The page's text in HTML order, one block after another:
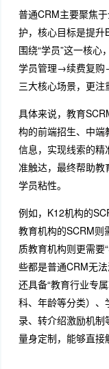
普通CRM主要聚焦
护，核心目标是提升
围绕“学员”这一核
学员管理→续费复购
三大核心场景，更注
具体来说，教育
构的前端招生、中端
信息，实现线索的精
准触达，最终帮助教
学员粘性。
例如，K12机构的
教育机构的SCRM则
质教育机构则更需
些都是普通CRM无
还具备“教育行业专
科、年龄等分类）、
录、转介绍激励机
量身定制，能够直接